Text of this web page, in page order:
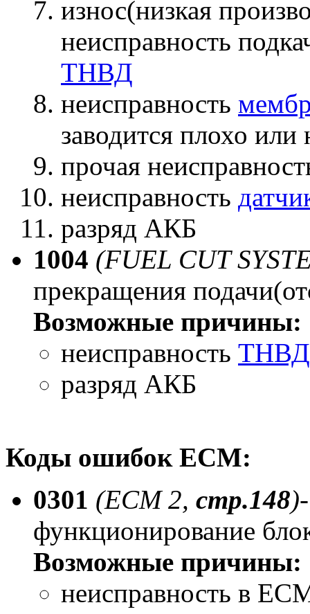
износ(низкая
неисправность
ТНВД
неисправность
заводится плохо
прочая
неисправность
разряд АКБ
1004 (FUEL CUT
прекращения
Возможные причины:
неисправность ТНВД
разряд АКБ
Коды ошибок ECM:
0301 (ECM 2, стр.148)
функционирование
Возможные причины:
неисправность в